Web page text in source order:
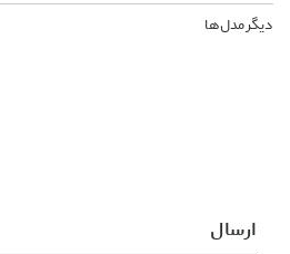
دیگر مدل‌ها
ارسال